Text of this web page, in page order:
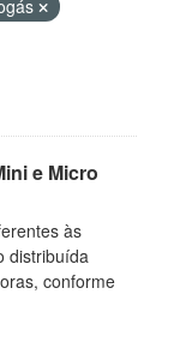
e Micro
às
distribuída
conforme